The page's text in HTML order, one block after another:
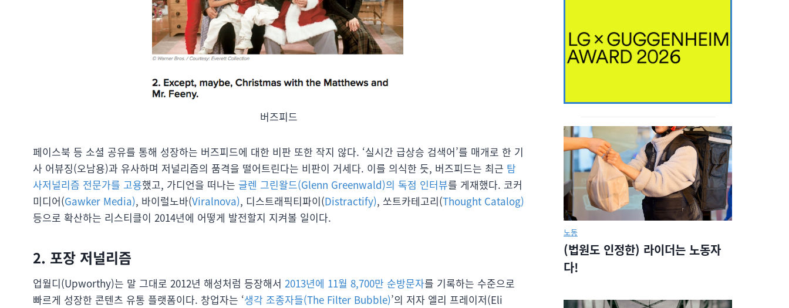
버즈피드
페이스북 등 소셜 공유를 통해 성장하는 버즈피드에 대한 비판 또한 작지 않다. ‘실시간 급상승 검색어’를 매개로 한 기
사 어뷰징(오남용)과 유사하며 저널리즘의 품격을 떨어트린다는 비판이 거세다. 이를 의식한 듯, 버즈피드는 최근 탐
사저널리즘 전문가를 고용했고, 가디언을 떠나는 글렌 그린왈드(Glenn Greenwald)의 독점 인터뷰를 게재했다. 코커
미디어(Gawker Media), 바이럴노바(Viralnova), 디스트래픽티파이(Distractify), 쏘트카테고리(Thought Catalog)
등으로 확산하는 리스티클이 2014년에 어떻게 발전할지 지켜볼 일이다.
2. 포장 저널리즘
업월디(Upworthy)는 말 그대로 2012년 해성처럼 등장해서 2013년에 11월 8,700만 순방문자를 기록하는 수준으로
빠르게 성장한 콘텐츠 유통 플랫폼이다. 창업자는 ‘생각 조종자들(The Filter Bubble)’의 저자 엘리 프레이저(Eli
노동
(법원도 인정한) 라이더는 노동자
다!